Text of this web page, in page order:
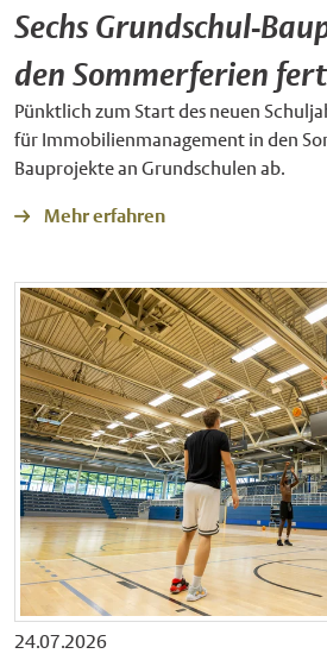
Sechs Grundschul-
den Sommerferien
Pünktlich zum Start des neuen
für Immobilienmanagement in den
Bauprojekte an Grundschulen ab.
Mehr erfahren
24.07.2026